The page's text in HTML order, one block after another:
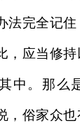
法完全记
，应当修
中。那么
，俗家众